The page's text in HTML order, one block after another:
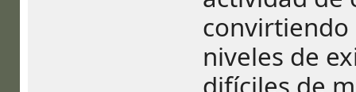
convirtiendo
niveles de